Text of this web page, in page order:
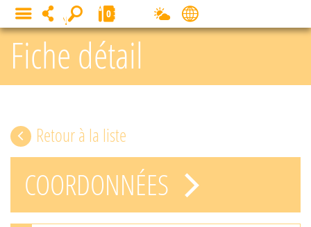
Fiche détail
Retour à la liste
COORDONNÉES
MENU 0
Panneau de gestion des cookies